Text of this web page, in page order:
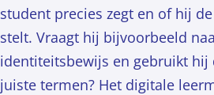
student precies zegt en of hij
stelt. Vraagt hij bijvoorbeeld
identiteitsbewijs en gebruikt hij
juiste termen? Het digitale